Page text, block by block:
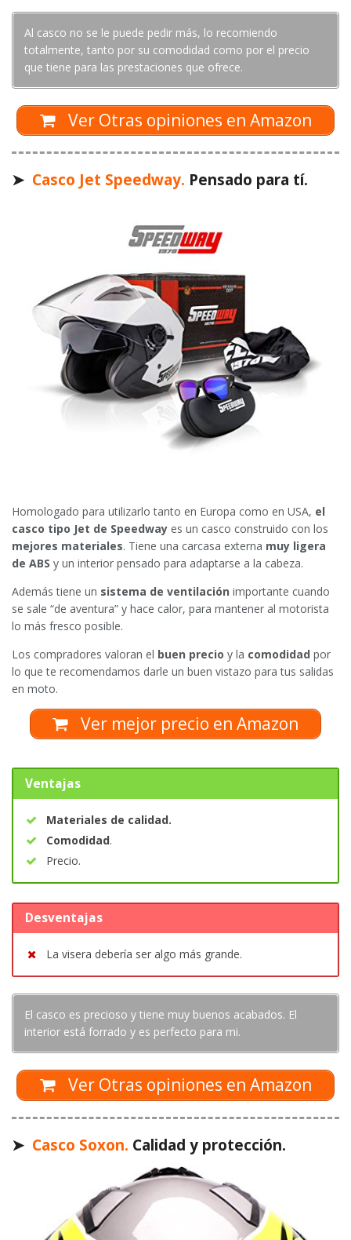
Al casco no se le puede pedir más, lo recomiendo
totalmente, tanto por su comodidad como por el precio
que tiene para las prestaciones que ofrece.
Ver Otras opiniones en Amazon
➤ Casco Jet Speedway. Pensado para tí.
Homologado para utilizarlo tanto en Europa como en USA, el
casco tipo Jet de Speedway es un casco construido con los
mejores materiales. Tiene una carcasa externa muy ligera
de ABS y un interior pensado para adaptarse a la cabeza.
Además tiene un sistema de ventilación importante cuando
se sale “de aventura” y hace calor, para mantener al motorista
lo más fresco posible.
Los compradores valoran el buen precio y la comodidad por
lo que te recomendamos darle un buen vistazo para tus salidas
en moto.
Ver mejor precio en Amazon
Ventajas
Materiales de calidad.
Comodidad.
Precio.
Desventajas
La visera debería ser algo más grande.
El casco es precioso y tiene muy buenos acabados. El
interior está forrado y es perfecto para mi.
Ver Otras opiniones en Amazon
➤ Casco Soxon. Calidad y protección.